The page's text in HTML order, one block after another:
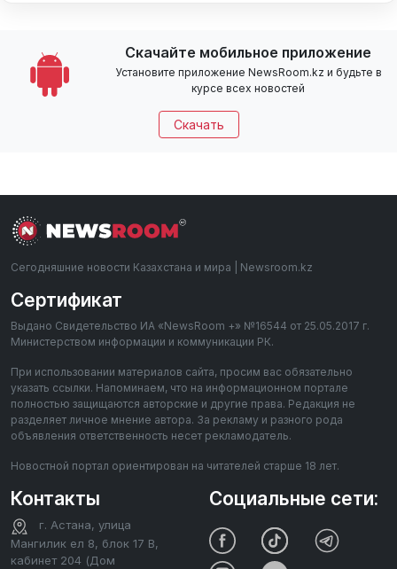
Скачайте мобильное приложение
Установите приложение NewsRoom.kz и будьте в
курсе всех новостей
Скачать
Сегодняшние новости Казахстана и мира | Newsroom.kz
Сертификат
Выдано Свидетельство ИА «NewsRoom +» №16544 от 25.05.2017 г.
Министерством информации и коммуникации РК.
При использовании материалов сайта, просим вас обязательно
указать ссылки. Напоминаем, что на информационном портале
полностью защищаются авторские и другие права. Редакция не
разделяет личное мнение автора. За рекламу и разного рода
объявления ответственность несет рекламодатель.
Новостной портал ориентирован на читателей старше 18 лет.
Контакты
г. Астана, улица
Мангилик ел 8, блок 17 В,
кабинет 204 (Дом
Социальные сети: